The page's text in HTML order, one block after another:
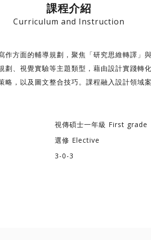
課程介紹
Curriculum and Instruction
作方面的輔導規劃，聚焦「研究思維轉譯」
、視覺實驗等主題類型，藉由設計實踐轉
略，以及圖文整合技巧。課程融入設計領域
視傳碩士一年級 First grade
選修 Elective
3-0-3